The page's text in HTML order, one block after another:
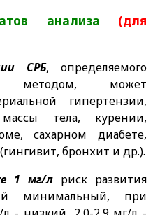
анализа (для
СРБ, определяемого
методом, может
гипертензии,
тела, курении,
сахарном диабете,
бронхит и др.).
1 мг/л риск развития
минимальный, при